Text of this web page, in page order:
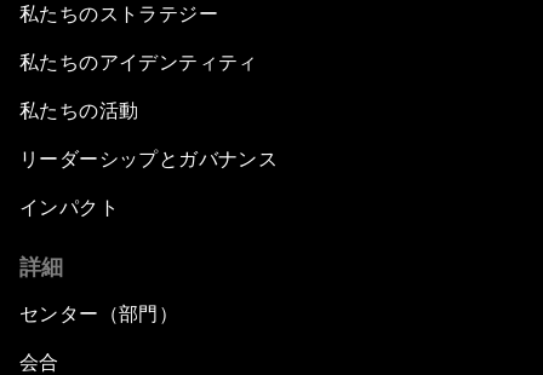
私たちのストラテジー
私たちのアイデンティティ
私たちの活動
リーダーシップとガバナンス
インパクト
詳細
センター（部門）
会合